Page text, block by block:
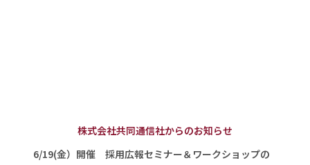
株式会社共同通信社からのお知らせ
6/19(金）開催 採用広報セミナー＆ワークショップの